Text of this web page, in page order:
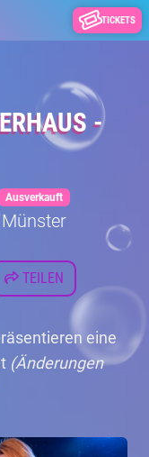
TICKETS
-
Ausverkauft
TEILEN
eine
(Änderungen